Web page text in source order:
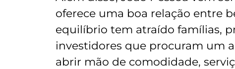
oferece uma boa relação entre
equilíbrio tem atraído famílias,
investidores que procuram um
abrir mão de comodidade,